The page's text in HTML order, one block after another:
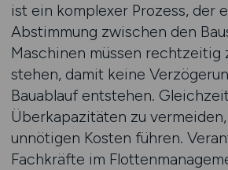
ist ein komplexer Prozess, der
Abstimmung zwischen den
Maschinen müssen rechtzeitig
stehen, damit keine
Bauablauf entstehen.
Überkapazitäten zu
unnötigen Kosten führen.
Fachkräfte im